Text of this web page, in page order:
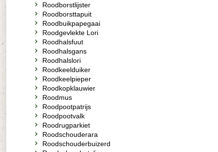
Roodborstlijster
Roodborsttapuit
Roodbuikpapegaai
Roodgevlekte Lori
Roodhalsfuut
Roodhalsgans
Roodhalslori
Roodkeelduiker
Roodkeelpieper
Roodkopklauwier
Roodmus
Roodpootpatrijs
Roodpootvalk
Roodrugparkiet
Roodschouderara
Roodschouderbuizerd